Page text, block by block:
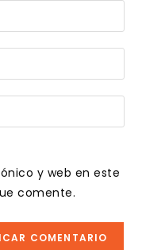
y web en este
comente.